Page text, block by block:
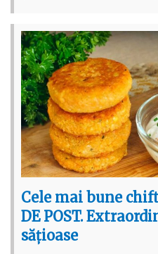
Cele mai bune
DE POST.
sățioase